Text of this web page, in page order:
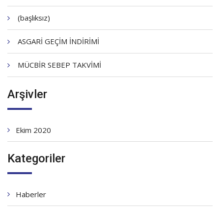
(başlıksız)
ASGARİ GEÇİM İNDİRİMİ
MÜCBİR SEBEP TAKVİMİ
Arşivler
Ekim 2020
Kategoriler
Haberler